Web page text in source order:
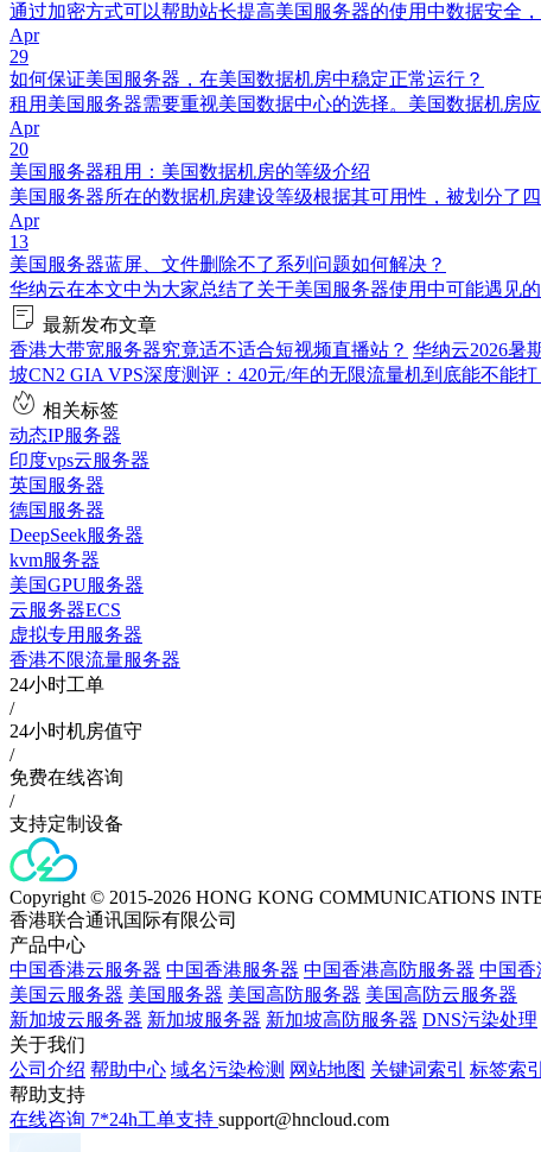
通过加密方式可以帮助站长提高美国服务器的使用中数据安全
Apr
29
如何保证美国服务器，在美国数据机房中稳定正常运行？
租用美国服务器需要重视美国数据中心的选择。美国数据机房
Apr
20
美国服务器租用：美国数据机房的等级介绍
美国服务器所在的数据机房建设等级根据其可用性，被划分了
Apr
13
美国服务器蓝屏、文件删除不了系列问题如何解决？
华纳云在本文中为大家总结了关于美国服务器使用中可能遇见
最新发布文章
香港大带宽服务器究竟适不适合短视频直播站？ 华纳云2026暑
坡CN2 GIA VPS深度测评：420元/年的无限流量机到底能不能打
相关标签
动态IP服务器
印度vps云服务器
英国服务器
德国服务器
DeepSeek服务器
kvm服务器
美国GPU服务器
云服务器ECS
虚拟专用服务器
香港不限流量服务器
24小时工单
/
24小时机房值守
/
免费在线咨询
/
支持定制设备
Copyright © 2015-2026 HONG KONG COMMUNICATIONS
香港联合通讯国际有限公司
产品中心
中国香港云服务器 中国香港服务器 中国香港高防服务器 中国香
美国云服务器 美国服务器 美国高防服务器 美国高防云服务器
新加坡云服务器 新加坡服务器 新加坡高防服务器 DNS污染处理
关于我们
公司介绍 帮助中心 域名污染检测 网站地图 关键词索引
标签索引
帮助支持
在线咨询 7*24h工单支持 support@hncloud.com